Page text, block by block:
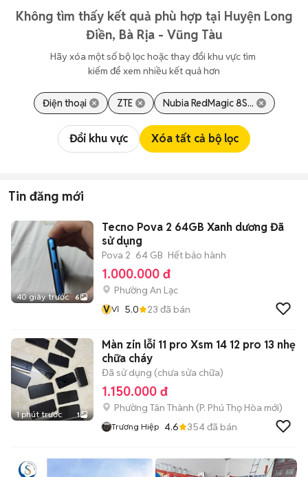
Không tìm thấy kết quả phù hợp tại Huyện Long
Điền, Bà Rịa - Vũng Tàu
Hãy xóa một số bộ lọc hoặc thay đổi khu vực tìm
kiếm để xem nhiều kết quả hơn
Điện thoại ZTE Nubia RedMagic 8S...
Đổi khu vực Xóa tất cả bộ lọc
Tin đăng mới
40 giây trước 6
Tecno Pova 2 64GB Xanh dương Đã
sử dụng
Pova 2 64 GB Hết bảo hành
1.000.000 đ
Phường An Lạc
VVĩ 5.0 23 đã bán
1 phút trước 1
Màn zin lỗi 11 pro Xsm 14 12 pro 13 nhẹ
chữa cháy
Đã sử dụng (chưa sửa chữa)
1.150.000 đ
Phường Tân Thành (P. Phú Thọ Hòa mới)
Trương Hiệp 4.6 354đã bán